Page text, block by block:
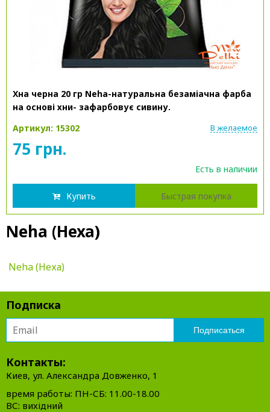
Хна черна 20 гр Neha-натуральна безаміачна фарба
на основі хни- зафарбовує сивину.
Артикул: 15302
В желаемое
75 грн.
Есть в наличии
Купить Быстрая покупка
Neha (Неха)
Neha (Неха)
Подписка
Контакты:
Киев, ул. Александра Довженко, 1
время работы: ПН-СБ: 11.00-18.00
ВС: вихідний